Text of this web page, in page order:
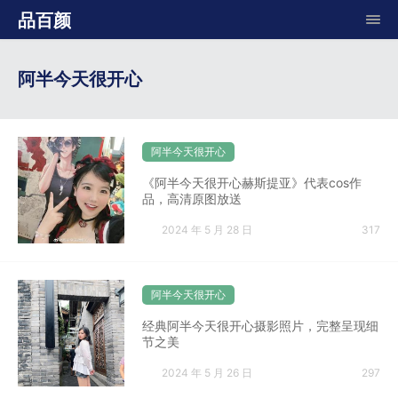
品百颜
阿半今天很开心
阿半今天很开心
《阿半今天很开心赫斯提亚》代表cos作
品，高清原图放送
2024 年 5 月 28 日 317
阿半今天很开心
经典阿半今天很开心摄影照片，完整呈现细
节之美
2024 年 5 月 26 日 297